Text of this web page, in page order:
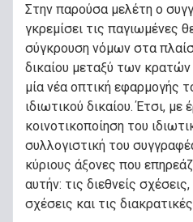
Στην παρούσα μελέτη ο
γκρεμίσει τις παγιωμένες
σύγκρουση νόμων στα
δικαίου μεταξύ των
μία νέα οπτική εφαρμογής
ιδιωτικού δικαίου. Έτσι, με
κοινοτικοποίηση του
συλλογιστική του
κύριους άξονες που
αυτήν: τις διεθνείς
σχέσεις και τις